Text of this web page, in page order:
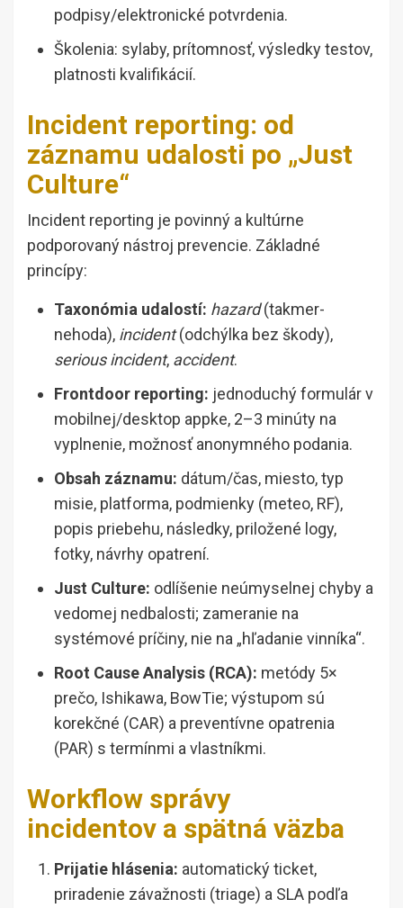
podpisy/elektronické potvrdenia.
Školenia: sylaby, prítomnosť, výsledky testov,
platnosti kvalifikácií.
Incident reporting: od
záznamu udalosti po „Just
Culture“
Incident reporting je povinný a kultúrne
podporovaný nástroj prevencie. Základné
princípy:
Taxonómia udalostí: hazard(takmer-
nehoda), incident(odchýlka bez škody),
serious incident, accident.
Frontdoor reporting: jednoduchý formulár v
mobilnej/desktop appke, 2–3 minúty na
vyplnenie, možnosť anonymného podania.
Obsah záznamu: dátum/čas, miesto, typ
misie, platforma, podmienky (meteo, RF),
popis priebehu, následky, priložené logy,
fotky, návrhy opatrení.
Just Culture: odlíšenie neúmyselnej chyby a
vedomej nedbalosti; zameranie na
systémové príčiny, nie na „hľadanie vinníka“.
Root Cause Analysis (RCA): metódy 5×
prečo, Ishikawa, BowTie; výstupom sú
korekčné (CAR) a preventívne opatrenia
(PAR) s termínmi a vlastníkmi.
Workflow správy
incidentov a spätná väzba
Prijatie hlásenia: automatický ticket,
priradenie závažnosti (triage) a SLA podľa